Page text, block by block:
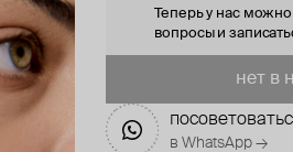
Теперь у нас можно
вопросы и
нет в
в WhatsApp →